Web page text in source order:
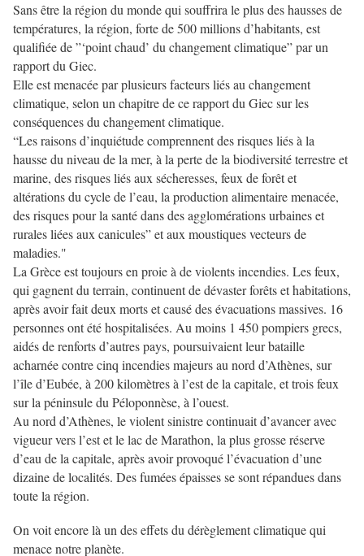
Sans être la région du monde qui souffrira le plus des hausses de
températures, la région, forte de 500 millions d’habitants, est
qualifiée de ”‘point chaud’ du changement climatique” par un
rapport du Giec.
Elle est menacée par plusieurs facteurs liés au changement
climatique, selon un chapitre de ce rapport du Giec sur les
conséquences du changement climatique.
“Les raisons d’inquiétude comprennent des risques liés à la
hausse du niveau de la mer, à la perte de la biodiversité terrestre et
marine, des risques liés aux sécheresses, feux de forêt et
altérations du cycle de l’eau, la production alimentaire menacée,
des risques pour la santé dans des agglomérations urbaines et
rurales liées aux canicules” et aux moustiques vecteurs de
maladies."
La Grèce est toujours en proie à de violents incendies. Les feux,
qui gagnent du terrain, continuent de dévaster forêts et habitations,
après avoir fait deux morts et causé des évacuations massives. 16
personnes ont été hospitalisées. Au moins 1 450 pompiers grecs,
aidés de renforts d’autres pays, poursuivaient leur bataille
acharnée contre cinq incendies majeurs au nord d’Athènes, sur
l’île d’Eubée, à 200 kilomètres à l’est de la capitale, et trois feux
sur la péninsule du Péloponnèse, à l’ouest.
Au nord d’Athènes, le violent sinistre continuait d’avancer avec
vigueur vers l’est et le lac de Marathon, la plus grosse réserve
d’eau de la capitale, après avoir provoqué l’évacuation d’une
dizaine de localités. Des fumées épaisses se sont répandues dans
toute la région.
On voit encore là un des effets du dérèglement climatique qui
menace notre planète.